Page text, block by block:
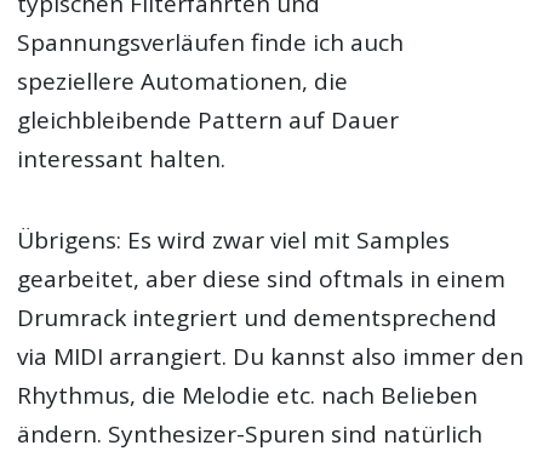
Spannungsverläufen finde ich auch
speziellere Automationen, die
gleichbleibende Pattern auf Dauer
interessant halten.
Übrigens: Es wird zwar viel mit Samples
gearbeitet, aber diese sind oftmals in einem
Drumrack integriert und dementsprechend
via MIDI arrangiert. Du kannst also immer den
Rhythmus, die Melodie etc. nach Belieben
ändern. Synthesizer-Spuren sind natürlich